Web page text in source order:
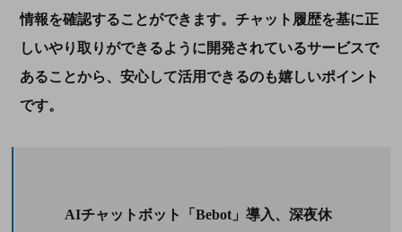
情報を確認することができます。チャット履歴を基に正
しいやり取りができるように開発されているサービスで
あることから、安心して活用できるのも嬉しいポイント
です。
AIチャットボット「Bebot」導入、深夜休